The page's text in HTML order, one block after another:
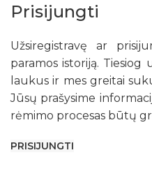
Prisijungti
Užsiregistravę ar
paramos istoriją.
laukus ir mes greitai
Jūsų prašysime
rėmimo procesas būtų
PRISIJUNGTI